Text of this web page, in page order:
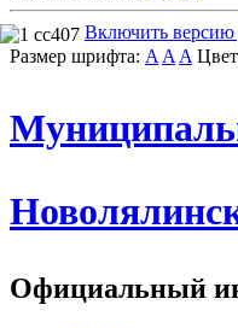
Включить версию
Размер шрифта: A A A
Официальный